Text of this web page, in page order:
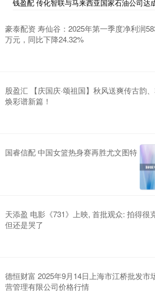
钱盈配 传化智联与马来西亚国家石油公司达
豪泰配资 寿仙谷：2025年第一季度净利润
万元，同比下降24.32%
股盈汇 【庆国庆·颂祖国】秋风送爽传古韵
焕彩谱新篇！
国睿信配 中国女篮热身赛再胜尤文图特
天添盈 电影《731》上映, 首批观众: 拍得很
但还是哭了
德恒财富 2025年9月14日上海市江桥批发市
营管理有限公司价格行情